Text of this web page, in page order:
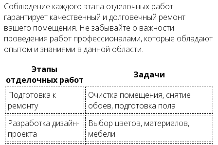
Соблюдение каждого этапа отделочных работ
гарантирует качественный и долговечный ремонт
вашего помещения. Не забывайте о важности
проведения работ профессионалами, которые обладают
опытом и знаниями в данной области.
Этапы
отделочных работ
Задачи
Подготовка к
ремонту
Очистка помещения, снятие
обоев, подготовка пола
Разработка дизайн-
проекта
Выбор цветов, материалов,
мебели